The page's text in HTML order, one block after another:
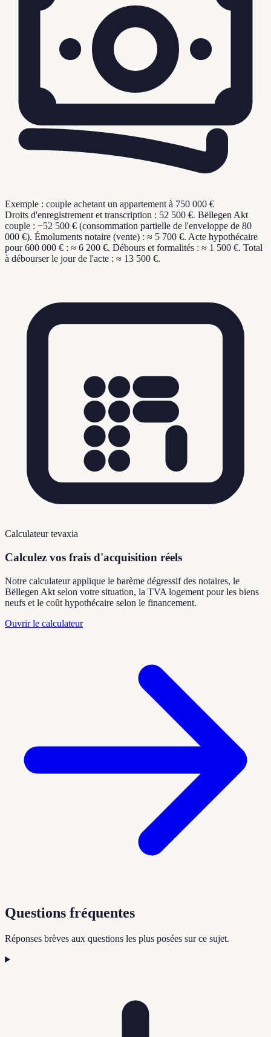
Exemple : couple achetant un appartement à 750 000 €
Droits d'enregistrement et transcription : 52 500 €. Bëllegen Akt
couple : −52 500 € (consommation partielle de l'enveloppe de 80
000 €). Émoluments notaire (vente) : ≈ 5 700 €. Acte hypothécaire
pour 600 000 € : ≈ 6 200 €. Débours et formalités : ≈ 1 500 €. Total
à débourser le jour de l'acte : ≈ 13 500 €.
Calculateur tevaxia
Calculez vos frais d'acquisition réels
Notre calculateur applique le barème dégressif des notaires, le
Bëllegen Akt selon votre situation, la TVA logement pour les biens
neufs et le coût hypothécaire selon le financement.
Ouvrir le calculateur
Questions fréquentes
Réponses brèves aux questions les plus posées sur ce sujet.